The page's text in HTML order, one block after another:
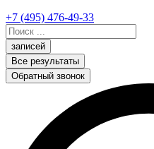
+7 (495) 476-49-33
Search
...записей
Все результаты
Обратный звонок